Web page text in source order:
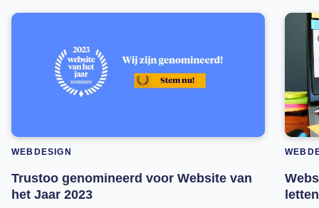
WEBDESIGN
Trustoo genomineerd voor Website van
het Jaar 2023